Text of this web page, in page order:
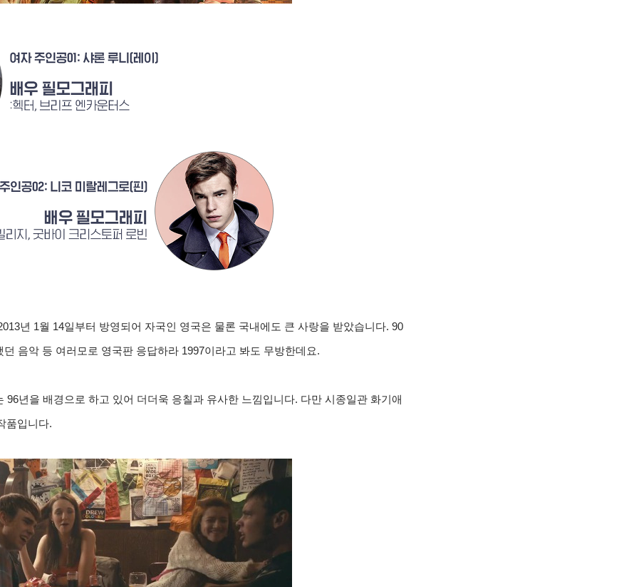
년 1월 14일부터 방영되어 자국인 영국은 물론 국내에도 큰 사랑을 받았습니다. 90
음악 등 여러모로 영국판 응답하라 1997이라고 봐도 무방한데요.
년을 배경으로 하고 있어 더더욱 응칠과 유사한 느낌입니다. 다만 시종일관 화기애
품입니다.